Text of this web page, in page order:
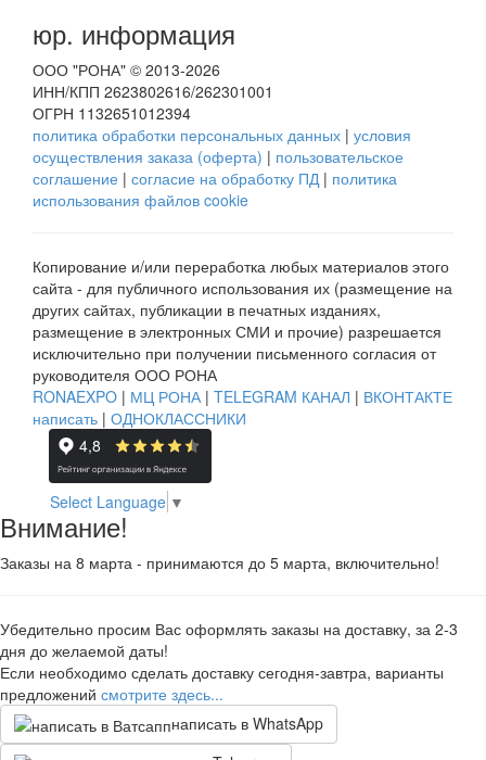
юр. информация
ООО "РОНА" © 2013-2026
ИНН/КПП 2623802616/262301001
ОГРН 1132651012394
политика обработки персональных данных | условия
осуществления заказа (оферта) | пользовательское
соглашение | согласие на обработку ПД| политика
использования файлов cookie
Копирование и/или переработка любых материалов этого
сайта - для публичного использования их (размещение на
других сайтах, публикации в печатных изданиях,
размещение в электронных СМИ и прочие) разрешается
исключительно при получении письменного согласия от
руководителя ООО РОНА
RONAEXPO | МЦ РОНА| TELEGRAM КАНАЛ | ВКОНТАКТЕ
написать | ОДНОКЛАССНИКИ
Select Language ▼
Внимание!
Заказы на 8 марта - принимаются до 5 марта, включительно!
Убедительно просим Вас оформлять заказы на доставку, за 2-3
дня до желаемой даты!
Если необходимо сделать доставку сегодня-завтра, варианты
предложений смотрите здесь...
написать в WhatsApp